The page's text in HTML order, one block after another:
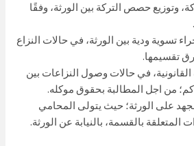
وتوزيع حصص التركة بين الورثة، وفقًا
تسوية ودية بين الورثة، في حالات النزاع
تقسيمها.
في حالات وصول النزاعات بين
من اجل المطالبة بحقوق موكله.
على الورثة؛ حيث يتولى المحامي
المتعلقة بالقسمة، بالنيابة عن الورثة.